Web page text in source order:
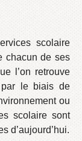
scolaire
chacun de ses
l’on retrouve
le biais de
ou
scolaire sont
d’aujourd’hui.